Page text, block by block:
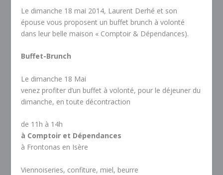
Le dimanche 18 mai 2014, Laurent Derhé et son
épouse vous proposent un buffet brunch à volonté
dans leur belle maison « Comptoir & Dépendances).
Buffet-Brunch
Le dimanche 18 Mai
venez profiter d’un buffet à volonté, pour le déjeuner du
dimanche, en toute décontraction
de 11h à 14h
à Comptoir et Dépendances
à Frontonas en Isère
Viennoiseries, confiture, miel, beurre